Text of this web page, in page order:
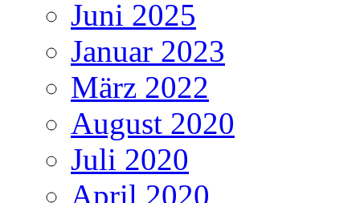
Juni 2025
Januar 2023
März 2022
August 2020
Juli 2020
April 2020